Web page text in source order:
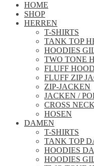
HOME
SHOP
HERREN
T-SHIRTS
TANK TOP
HOODIES
TWO TONE
FLUFF
FLUFF ZIP
ZIP-JACKEN
JACKEN /
CROSS
HOSEN
DAMEN
T-SHIRTS
TANK TOP
HOODIES
HOODIES